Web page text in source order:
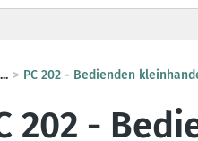
... PC 202 - Bedienden
202 -